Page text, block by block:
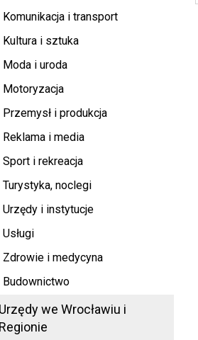
Komunikacja i transport
Kultura i sztuka
Moda i uroda
Motoryzacja
Przemysł i produkcja
Reklama i media
Sport i rekreacja
Turystyka, noclegi
Urzędy i instytucje
Usługi
Zdrowie i medycyna
Budownictwo
Urzędy we Wrocławiu i
Regionie